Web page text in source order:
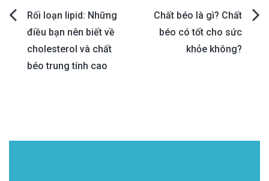
Post
navigation
Rối loạn lipid: Những
điều bạn nên biết về
cholesterol và chất
béo trung tính cao
Chất béo là gì? Chất
béo có tốt cho sức
khỏe không?